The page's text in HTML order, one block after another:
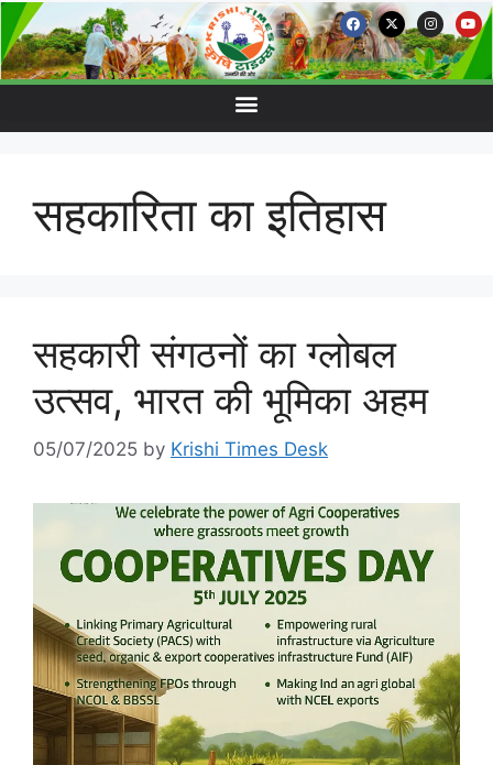
सहकारिता का इतिहास
सहकारी संगठनों का ग्लोबल
उत्सव, भारत की भूमिका अहम
05/07/2025 by Krishi Times Desk